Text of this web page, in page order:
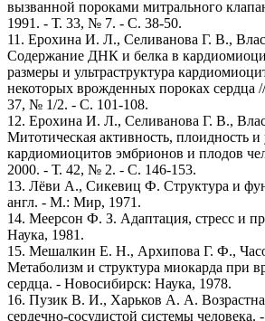
вызванной пороками митрального
1991. - Т. 33, № 7. - С. 38-50.
11. Ерохина И. Л., Селиванова Г. В.,
Содержание ДНК и белка в
размеры и ультраструктура
некоторых врожденных пороках сердца
37, № 1/2. - С. 101-108.
12. Ерохина И. Л., Селиванова Г. В.,
Митотическая активность, плоидность и
кардиомиоцитов эмбрионов и плодов
2000. - Т. 42, № 2. - С. 146-153.
13. Лёви А., Сикевиц Ф. Структура и
англ. - М.: Мир, 1971.
14. Меерсон Ф. З. Адаптация, стресс и
Наука, 1981.
15. Мешалкин Е. Н., Архипова Г. Ф.,
Метаболизм и структура миокарда при
сердца. - Новосибирск: Наука, 1978.
16. Пузик В. И., Харьков А. А.
сердечно-сосудистой системы